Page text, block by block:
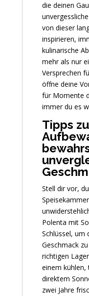
die deinen
von dieser
inspirieren,
kulinarische
mehr als nur
Versprechen
öffne deine
für Momente
immer du es
Tipps
Stell dir vor,
Polenta mit
Schlüssel, um
Geschmack
richtigen
einem
direktem
zwei Jahre